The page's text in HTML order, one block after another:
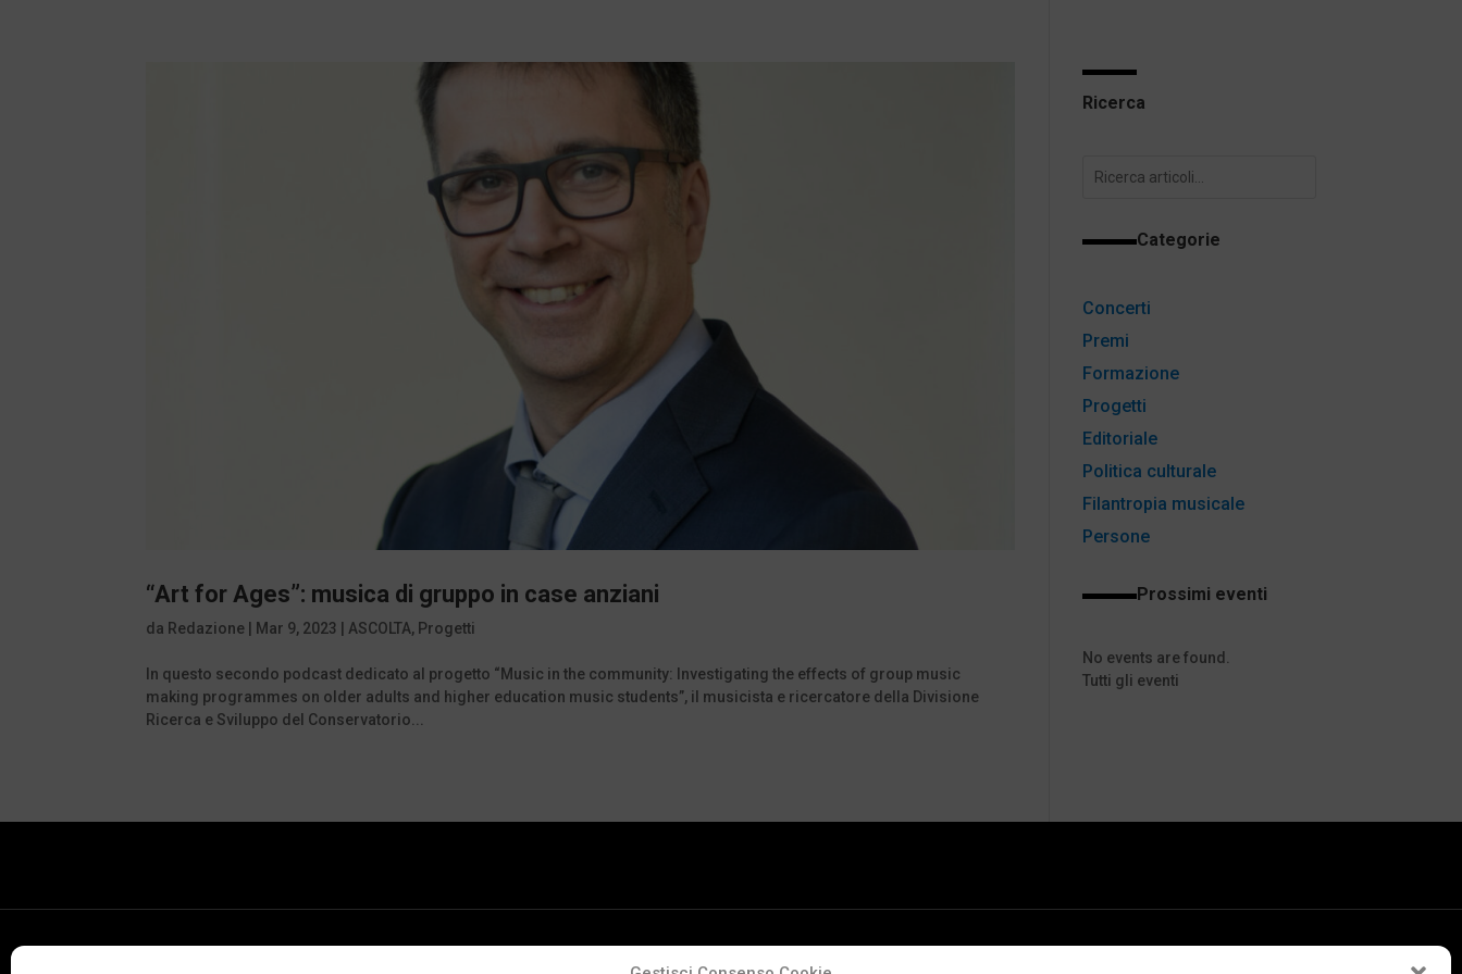
“Art for Ages”: musica di gruppo in case anziani
da Redazione Mar 9, 2023 ASCOLTA, Progetti
In questo secondo podcast dedicato al progetto “Music in the community: Investigating the effects of group music
making programmes on older adults and higher education music students”, il musicista e ricercatore della Divisione
Ricerca e Sviluppo del Conservatorio...
Ricerca
Categorie
Editoriale
Persone
Progetti
Premi
Politica culturale
Filantropia musicale
Formazione
Concerti
Prossimi eventi
No events are found.
Tutti gli eventi